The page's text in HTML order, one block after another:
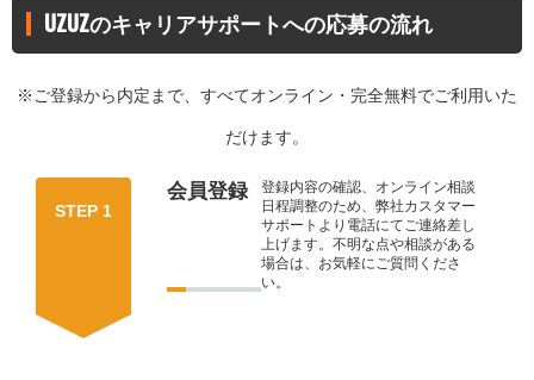
UZUZのキャリアサポートへの応募の流れ
※ご登録から内定まで、すべてオンライン・完全無料でご利用いた
だけます。
STEP 1
会員登録
登録内容の確認、オンライン相談
日程調整のため、弊社カスタマー
サポートより電話にてご連絡差し
上げます。不明な点や相談がある
場合は、お気軽にご質問くださ
い。